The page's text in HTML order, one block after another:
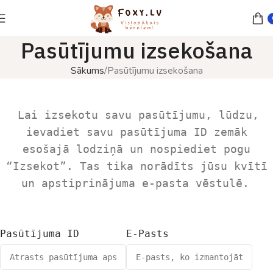
Pasūtījumu izsekošana
Sākums Pasūtījumu izsekošana
Lai izsekotu savu pasūtījumu, lūdzu,
ievadiet savu pasūtījuma ID zemāk
esošajā lodziņā un nospiediet pogu
“Izsekot”. Tas tika norādīts jūsu kvītī
un apstiprinājuma e-pasta vēstulē.
Pasūtījuma ID E-Pasts